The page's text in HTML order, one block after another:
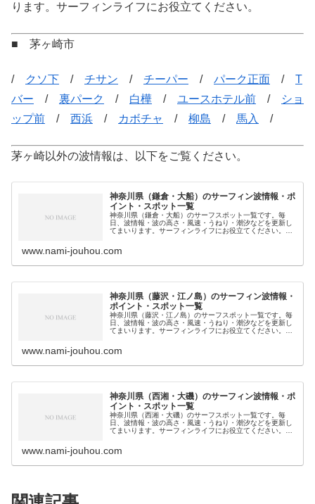
ります。サーフィンライフにお役立てください。
■ 茅ヶ崎市
/ クソ下 / チサン / チーパー / パーク正面 / T
バー / 裏パーク / 白樺 / ユースホテル前 /
ショ
ップ前 / 西浜 / カボチャ / 柳島 / 馬入 /
茅ヶ崎以外の波情報は、以下をご覧ください。
神奈川県（鎌倉・大船）のサーフィン波情報・ポ
イント・スポット一覧
神奈川県（鎌倉・大船）のサーフスポット一覧です。毎
日、波情報・波の高さ・風速・うねり・潮汐などを更新し
てまいります。サーフィンライフにお役立てください。
www.nami-jouhou.com
神奈川県（藤沢・江ノ島）のサーフィン波情報・
ポイント・スポット一覧
神奈川県（藤沢・江ノ島）のサーフスポット一覧です。毎
日、波情報・波の高さ・風速・うねり・潮汐などを更新し
てまいります。サーフィンライフにお役立てください。
www.nami-jouhou.com
神奈川県（西湘・大磯）のサーフィン波情報・ポ
イント・スポット一覧
神奈川県（西湘・大磯）のサーフスポット一覧です。毎
日、波情報・波の高さ・風速・うねり・潮汐などを更新し
てまいります。サーフィンライフにお役立てください。
www.nami-jouhou.com